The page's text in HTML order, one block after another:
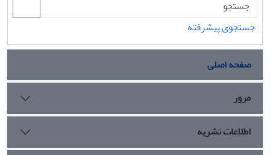
جستجوی پیشرفته
صفحه اصلی
مرور
اطلاعات نشریه